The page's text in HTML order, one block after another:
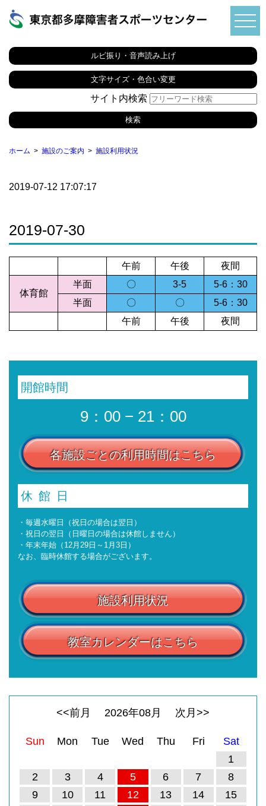
ルビ振り・音声読み上げ
文字サイズ・色合い変更
サイト内検索
ホーム 施設のご案内 施設利用状況
2019-07-12 17:07:17
2019-07-30
午前 午後 夜間
体育館
半面 〇 3-5
5-6：30
半面
〇 〇
5-6：30
午前
午後 夜間
開館時間
9：00 − 21：00
各施設ごとの利用時間はこちら
休館日
・毎週水曜日（祝日の場合は翌日）
・祝日の翌日（日曜日の場合は休館しません）
・年末年始（12月29日～1月3日）
なお、臨時休館する場合がございます。
施設利用状況
教室カレンダーはこちら
<<前月 2026年08月 次月>>
Sun Mon Tue Wed Thu Fri
Sat
1
2
3 4 5 6 7
8
9
10 11 12 13 14
15